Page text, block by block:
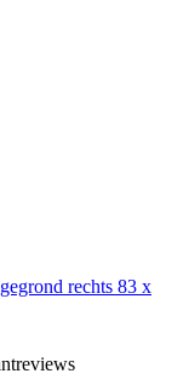
rechts 83 x